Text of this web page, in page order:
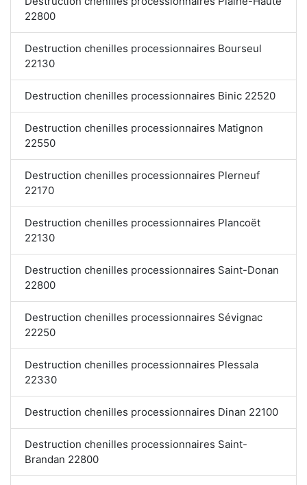
22800
Destruction chenilles processionnaires Bourseul
22130
Destruction chenilles processionnaires Binic 22520
Destruction chenilles processionnaires Matignon
22550
Destruction chenilles processionnaires Plerneuf
22170
Destruction chenilles processionnaires Plancoët
22130
Destruction chenilles processionnaires Saint-Donan
22800
Destruction chenilles processionnaires Sévignac
22250
Destruction chenilles processionnaires Plessala
22330
Destruction chenilles processionnaires Dinan 22100
Destruction chenilles processionnaires Saint-
Brandan 22800